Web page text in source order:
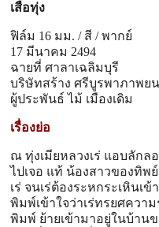
เสือทุ่ง
ฟิล์ม 16 มม. / สี / พากย์
17 มีนาคม 2494
ฉายที่ ศาลาเฉลิมบุรี
บริษัทสร้าง ศรีบูรพาภาพย
ผู้ประพันธ์ ไม้ เมืองเดิม
เรื่องย่อ
ณ ทุ่งเมียหลวงเร่ แอบลักล
ไปเจอ แท้ น้องสาวของทิ
เร่ จนเร่ต้องระหกระเหินเ
พิมพ์เข้าใจว่าเร่ทรยศควา
พิมพ์ ย้ายเข้ามาอยู่ในบ้าน